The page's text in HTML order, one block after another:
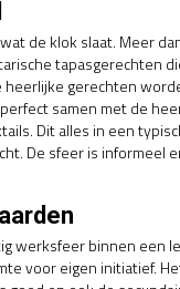
de klok slaat. Meer
tapasgerechten
gerechten
samen met de
Dit alles in een
De sfeer is informeel
werksfeer binnen een
voor eigen initiatief.